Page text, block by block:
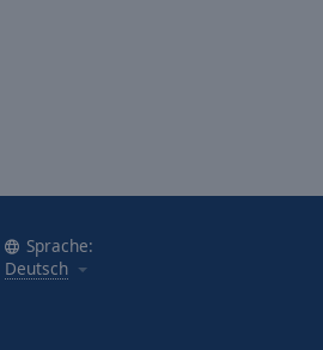
Sprache:
Deutsch